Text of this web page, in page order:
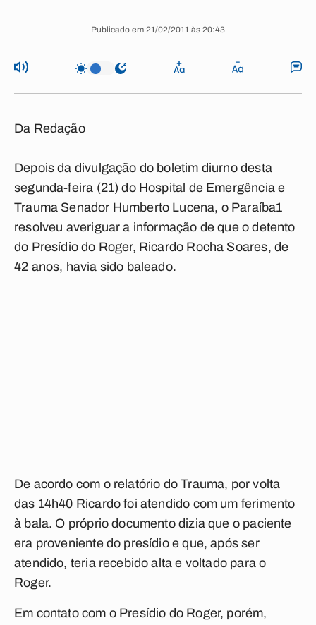
Publicado em 21/02/2011 às 20:43
Da Redação
Depois da divulgação do boletim diurno desta
segunda-feira (21) do Hospital de Emergência e
Trauma Senador Humberto Lucena, oParaíba1
resolveu averiguar a informação de que o detento
do Presídio do Roger, Ricardo Rocha Soares, de
42 anos, havia sido baleado.
De acordo com o relatório do Trauma, por volta
das 14h40 Ricardo foi atendido com um ferimento
à bala. O próprio documento dizia que o paciente
era proveniente do presídio e que, após ser
atendido, teria recebido alta e voltado para o
Roger.
Em contato com o Presídio do Roger, porém,